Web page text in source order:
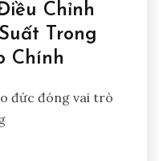
Chỉnh
Trong
Chính
đức đóng vai trò